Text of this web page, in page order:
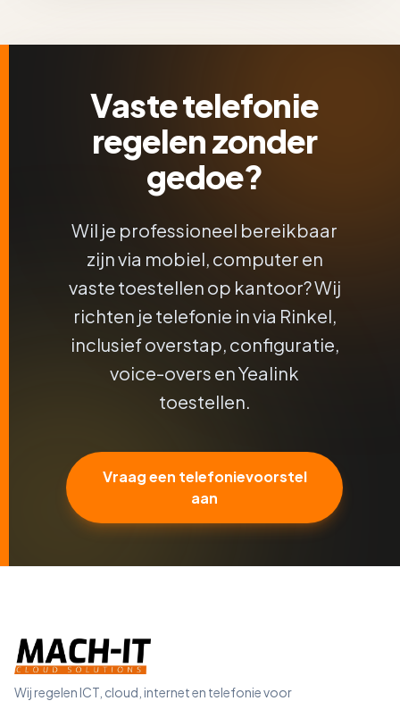
Vaste telefonie
regelen zonder
gedoe?
Wil je professioneel bereikbaar
zijn via mobiel, computer en
vaste toestellen op kantoor? Wij
richten je telefonie in via Rinkel,
inclusief overstap, configuratie,
voice-overs en Yealink
toestellen.
Vraag een telefonievoorstel
aan
Wij regelen ICT, cloud, internet en telefonie voor